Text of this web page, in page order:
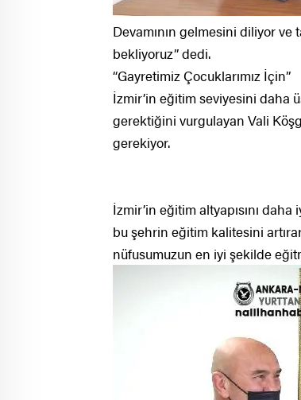
Devamının gelmesini diliyor ve
bekliyoruz” dedi.
“Gayretimiz Çocuklarımız İçin”
İzmir’in eğitim seviyesini daha
gerektiğini vurgulayan Vali
gerekiyor.
İzmir’in eğitim altyapısını
bu şehrin eğitim kalitesini
nüfusumuzun en iyi şekilde